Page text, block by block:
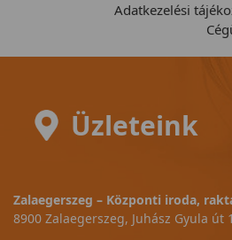
Adatkezelési
Üzleteink
Zalaegerszeg – Központi iroda,
8900 Zalaegerszeg, Juhász Gyula út